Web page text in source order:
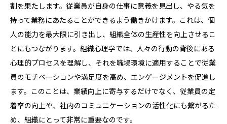
割を果たします。従業員が自身の仕事に意義を見出し、やる気を
持って業務にあたることができるよう働きかけます。これは、個
人の能力を最大限に引き出し、組織全体の生産性を向上させるこ
とにもつながります。組織心理学では、人々の行動の背後にある
心理的プロセスを理解し、それを職場環境に適用することで従業
員のモチベーションや満足度を高め、エンゲージメントを促進し
ます。このことは、業績向上に寄与するだけでなく、従業員の定
着率の向上や、社内のコミュニケーションの活性化にも繋がるた
め、組織にとって非常に重要なのです。